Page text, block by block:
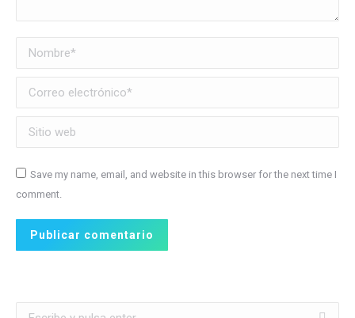
Nombre *
Correo electrónico *
Sitio web
Save my name, email, and website in this browser for the next time I
comment.
Publicar comentario
Buscar: